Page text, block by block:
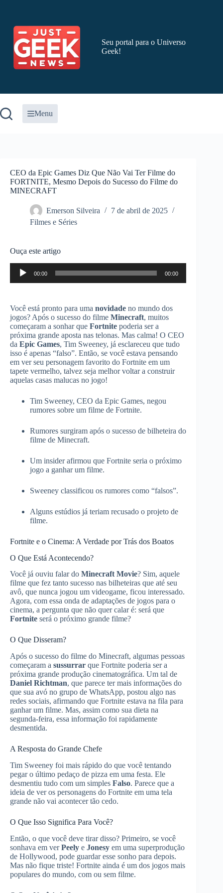
conteúdo
Seu portal para o Universo
Geek!
Menu
CEO da Epic Games Diz Que Não Vai Ter Filme do
FORTNITE, Mesmo Depois do Sucesso do Filme do
MINECRAFT
Emerson Silveira
7 de abril de 2025
Filmes e Séries
Ouça este artigo
Tocador
áudio
00:00 00:00
Você está pronto para uma novidade no mundo dos
jogos? Após o sucesso do filme Minecraft, muitos
começaram a sonhar que Fortnite poderia ser a
próxima grande aposta nas telonas. Mas calma! O CEO
da Epic Games, Tim Sweeney, já esclareceu que tudo
isso é apenas “falso”. Então, se você estava pensando
em ver seu personagem favorito do Fortnite em um
tapete vermelho, talvez seja melhor voltar a construir
aquelas casas malucas no jogo!
Tim Sweeney, CEO da Epic Games, negou
rumores sobre um filme de Fortnite.
Rumores surgiram após o sucesso de bilheteira do
filme de Minecraft.
Um insider afirmou que Fortnite seria o próximo
jogo a ganhar um filme.
Sweeney classificou os rumores como “falsos”.
Alguns estúdios já teriam recusado o projeto de
filme.
Fortnite e o Cinema: A Verdade por Trás dos Boatos
O Que Está Acontecendo?
Você já ouviu falar do Minecraft Movie? Sim, aquele
filme que fez tanto sucesso nas bilheteiras que até seu
avô, que nunca jogou um videogame, ficou interessado.
Agora, com essa onda de adaptações de jogos para o
cinema, a pergunta que não quer calar é: será que
Fortnite será o próximo grande filme?
O Que Disseram?
Após o sucesso do filme do Minecraft, algumas pessoas
começaram a sussurrar que Fortnite poderia ser a
próxima grande produção cinematográfica. Um tal de
Daniel Richtman, que parece ter mais informações do
que sua avó no grupo de WhatsApp, postou algo nas
redes sociais, afirmando que Fortnite estava na fila para
ganhar um filme. Mas, assim como sua dieta na
segunda-feira, essa informação foi rapidamente
desmentida.
A Resposta do Grande Chefe
Tim Sweeney foi mais rápido do que você tentando
pegar o último pedaço de pizza em uma festa. Ele
desmentiu tudo com um simples Falso. Parece que a
ideia de ver os personagens do Fortnite em uma tela
grande não vai acontecer tão cedo.
O Que Isso Significa Para Você?
Então, o que você deve tirar disso? Primeiro, se você
sonhava em verPeely e Jonesy em uma superprodução
de Hollywood, pode guardar esse sonho para depois.
Mas não fique triste! Fortnite ainda é um dos jogos mais
populares do mundo, com ou sem filme.